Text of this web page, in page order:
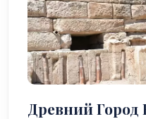
Древний Город